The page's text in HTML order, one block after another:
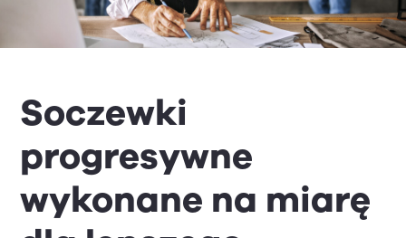
Soczewki
progresywne
wykonane na miarę